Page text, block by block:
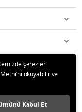
saklıdır.
çerezler
okuyabilir ve
Kabul Et